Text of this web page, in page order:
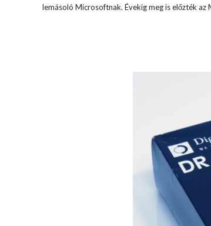
lemásoló Microsoftnak. Évekig meg is előzték